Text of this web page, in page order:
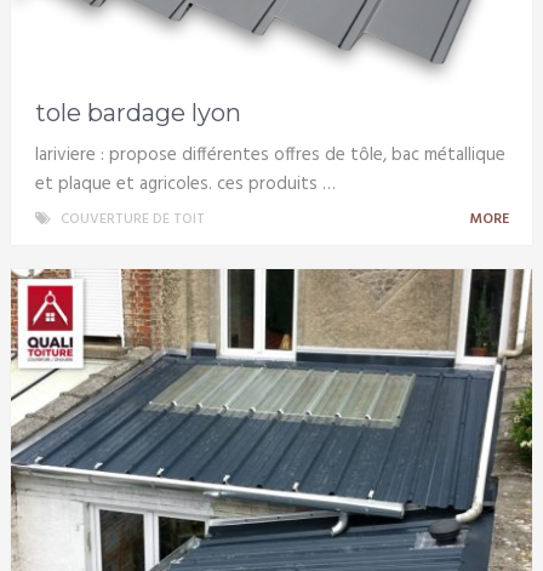
tole bardage lyon
lariviere : propose différentes offres de tôle, bac métallique
et plaque et agricoles. ces produits …
COUVERTURE DE TOIT MORE